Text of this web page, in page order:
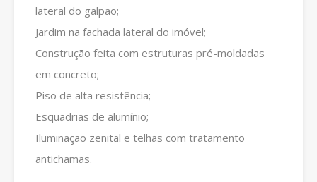
lateral do galpão;
Jardim na fachada lateral do imóvel;
Construção feita com estruturas pré-moldadas
em concreto;
Piso de alta resistência;
Esquadrias de alumínio;
Iluminação zenital e telhas com tratamento
antichamas.